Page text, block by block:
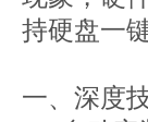
持硬盘一
一、深度